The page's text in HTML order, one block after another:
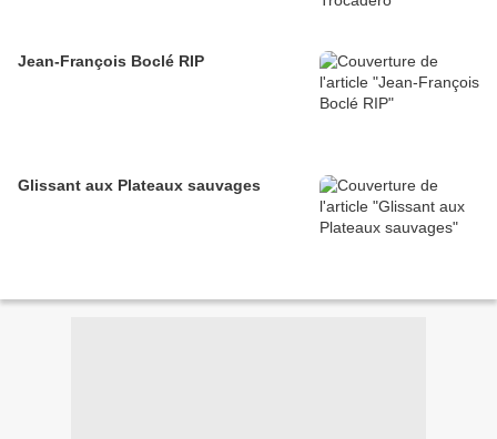
Jean-François Boclé RIP
Glissant aux Plateaux sauvages